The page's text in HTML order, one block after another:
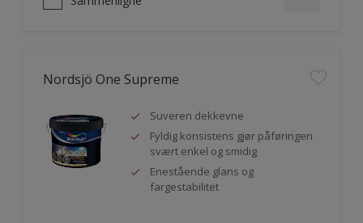
Nordsjö One Supreme
Suveren dekkevne
Fyldig konsistens gjør påføringen
svært enkel og smidig
Enestående glans og
fargestabilitet